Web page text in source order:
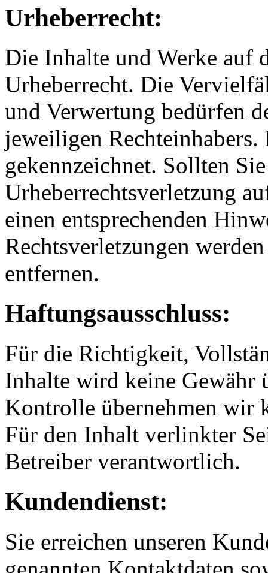
Urheberrecht:
Die Inhalte und Werke auf
Urheberrecht. Die
und Verwertung bedürfen
jeweiligen
gekennzeichnet. Sollten
Urheberrechtsverletzung
einen entsprechenden
Rechtsverletzungen
entfernen.
Haftungsausschluss:
Für die Richtigkeit,
Inhalte wird keine Gewähr
Kontrolle übernehmen wir
Für den Inhalt verlinkter
Betreiber verantwortlich.
Kundendienst:
Sie erreichen unseren